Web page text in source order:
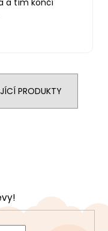
a tím končí
PRODUKTY